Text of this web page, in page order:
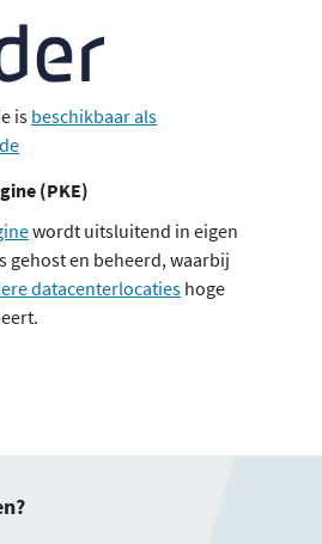
is beschikbaar als
(PKE)
wordt uitsluitend in eigen
gehost en beheerd, waarbij
datacenterlocaties hoge